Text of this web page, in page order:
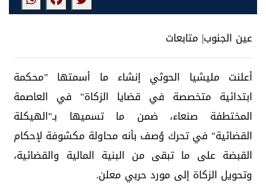
عين الجنوب| متابعات
أعلنت مليشيا الحوثي إنشاء ما أسمتها "محكمة
ابتدائية متخصصة في قضايا الزكاة" في العاصمة
المختطفة صنعاء، ضمن ما تسميها بـ"الهيكلة
القضائية" في تحرك وُصف بأنه محاولة مكشوفة لإحكام
القبضة على ما تبقى من البنية المالية والقضائية،
وتحويل الزكاة إلى مورد حربي معلن.